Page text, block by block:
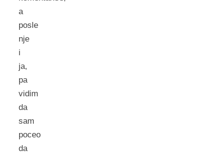
a
posle
nje
i
ja,
pa
vidim
da
sam
poceo
da